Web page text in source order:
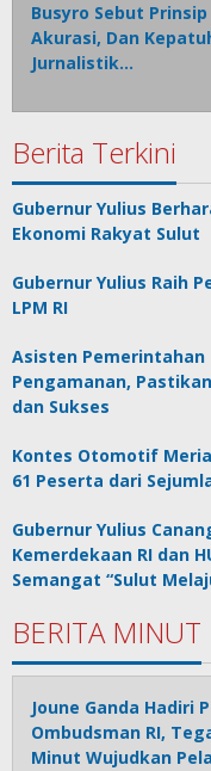
Busyro Sebut
Akurasi, Dan
Jurnalistik…
Berita Terkini
Gubernur Yulius
Ekonomi Rakyat Sulut
Gubernur Yulius Raih
LPM RI
Asisten Pemerintahan
Pengamanan,
dan Sukses
Kontes Otomotif
61 Peserta dari
Gubernur Yulius
Kemerdekaan RI dan
Semangat “Sulut
BERITA MINUT
Joune Ganda Hadiri
Ombudsman RI,
Minut Wujudkan